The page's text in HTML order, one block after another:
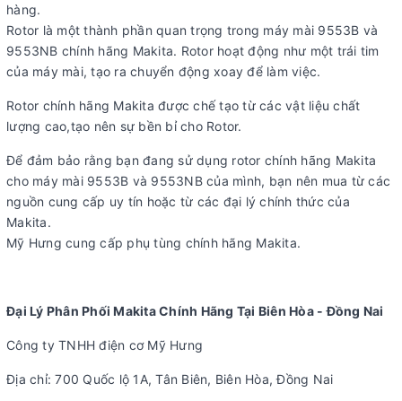
hàng.
Rotor là một thành phần quan trọng trong máy mài 9553B và
9553NB chính hãng Makita. Rotor hoạt động như một trái tim
của máy mài, tạo ra chuyển động xoay để làm việc.
Rotor chính hãng Makita được chế tạo từ các vật liệu chất
lượng cao,tạo nên sự bền bỉ cho Rotor.
Để đảm bảo rằng bạn đang sử dụng rotor chính hãng Makita
cho máy mài 9553B và 9553NB của mình, bạn nên mua từ các
nguồn cung cấp uy tín hoặc từ các đại lý chính thức của
Makita.
Mỹ Hưng cung cấp phụ tùng chính hãng Makita.
Đại Lý Phân Phối Makita Chính Hãng Tại Biên Hòa - Đồng Nai
Công ty TNHH điện cơ Mỹ Hưng
Địa chỉ: 700 Quốc lộ 1A, Tân Biên, Biên Hòa, Đồng Nai